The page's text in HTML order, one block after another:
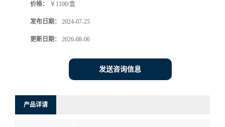
价格： ￥1100/盒
发布日期： 2024-07-25
更新日期： 2026-08-06
发送咨询信息
产品详请